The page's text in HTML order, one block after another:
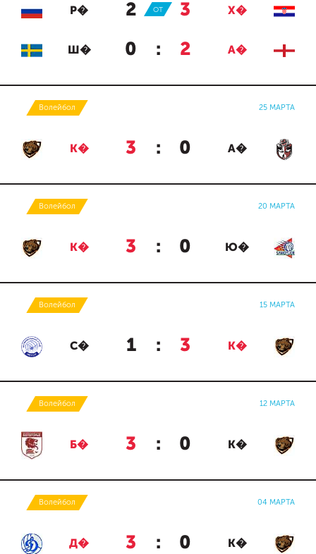
Р� 2 : 3 Х�
ОТ
Ш� 0 : 2 А�
Волейбол 25 МАРТА
К� 3 : 0 А�
Волейбол 20 МАРТА
К� 3 : 0 Ю�
Волейбол 15 МАРТА
С� 1 : 3 К�
Волейбол 12 МАРТА
Б� 3 : 0 К�
Волейбол 04 МАРТА
Д� 3 : 0 К�